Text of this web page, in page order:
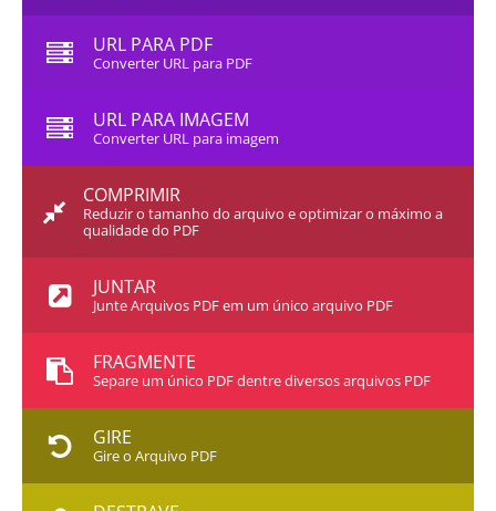
URL PARA PDF
Converter URL para PDF
URL PARA IMAGEM
Converter URL para imagem
COMPRIMIR
Reduzir o tamanho do arquivo e optimizar o máximo a
qualidade do PDF
JUNTAR
Junte Arquivos PDF em um único arquivo PDF
FRAGMENTE
Separe um único PDF dentre diversos arquivos PDF
GIRE
Gire o Arquivo PDF